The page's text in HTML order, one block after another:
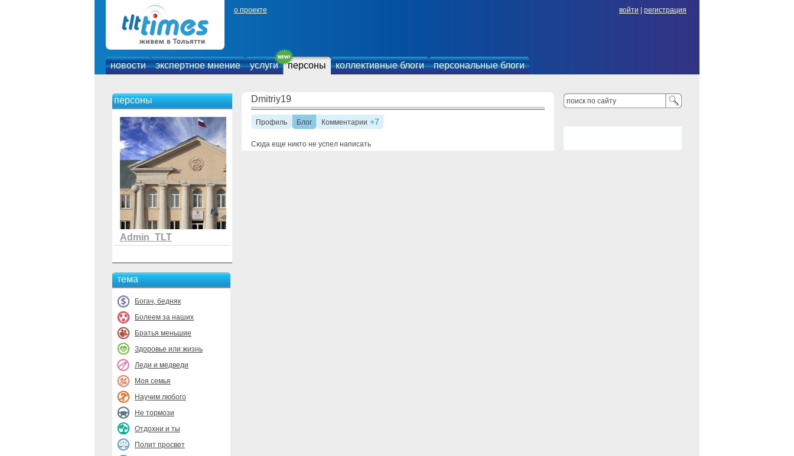
о проекте войти регистрация
новости экспертное мнение услуги персоны коллективные блоги персональные блоги
персоны
Admin_TLT
тема
Богач, бедняк
Болеем за наших
Братья меньшие
Здоровье или жизнь
Леди и медведи
Моя семья
Научим любого
Не тормози
Отдохни и ты
Полит просвет
Dmitriy19
Профиль Блог Комментарии +7
Сюда еще никто не успел написать